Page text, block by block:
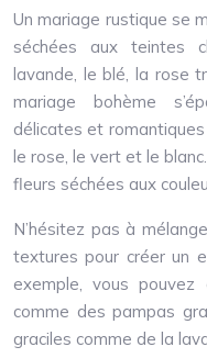
Un mariage rustique se
séchées aux teintes
lavande, le blé, la rose
mariage bohème
délicates et
le rose, le vert et le
fleurs séchées aux
N’hésitez pas à
textures pour créer un
exemple, vous pouvez
comme des pampas
graciles comme de la